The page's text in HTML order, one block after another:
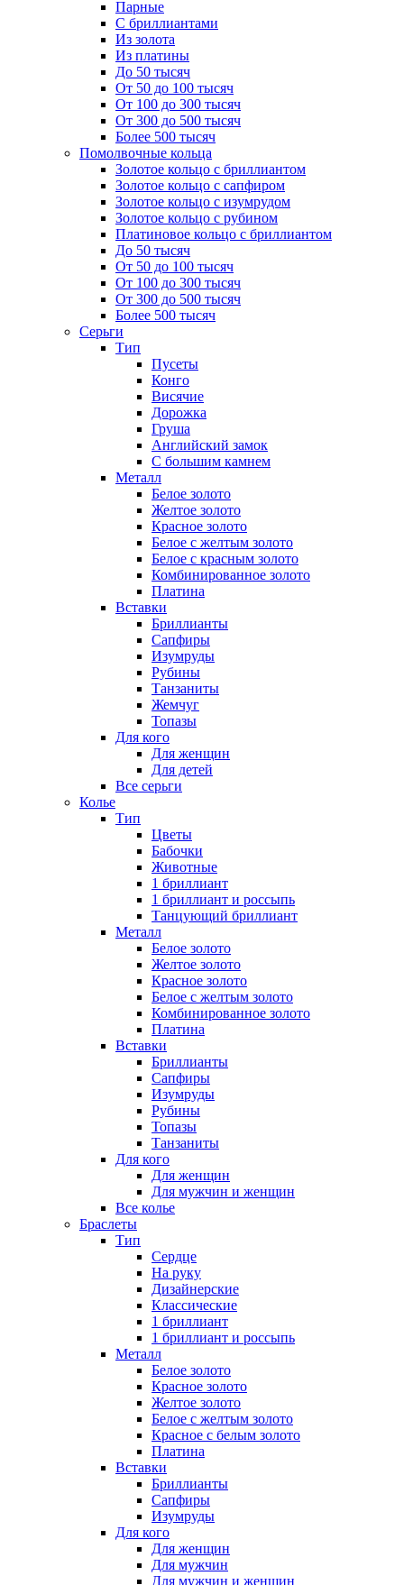
Парные
С бриллиантами
Из золота
Из платины
До 50 тысяч
От 50 до 100 тысяч
От 100 до 300 тысяч
От 300 до 500 тысяч
Более 500 тысяч
Помолвочные кольца
Золотое кольцо с бриллиантом
Золотое кольцо с сапфиром
Золотое кольцо с изумрудом
Золотое кольцо с рубином
Платиновое кольцо с бриллиантом
До 50 тысяч
От 50 до 100 тысяч
От 100 до 300 тысяч
От 300 до 500 тысяч
Более 500 тысяч
Серьги
Тип
Пусеты
Конго
Висячие
Дорожка
Груша
Английский замок
С большим камнем
Металл
Белое золото
Желтое золото
Красное золото
Белое с желтым золото
Белое с красным золото
Комбинированное золото
Платина
Вставки
Бриллианты
Сапфиры
Изумруды
Рубины
Танзаниты
Жемчуг
Топазы
Для кого
Для женщин
Для детей
Все серьги
Колье
Тип
Цветы
Бабочки
Животные
1 бриллиант
1 бриллиант и россыпь
Танцующий бриллиант
Металл
Белое золото
Желтое золото
Красное золото
Белое с желтым золото
Комбинированное золото
Платина
Вставки
Бриллианты
Сапфиры
Изумруды
Рубины
Топазы
Танзаниты
Для кого
Для женщин
Для мужчин и женщин
Все колье
Браслеты
Тип
Сердце
На руку
Дизайнерские
Классические
1 бриллиант
1 бриллиант и россыпь
Металл
Белое золото
Красное золото
Желтое золото
Белое с желтым золото
Красное с белым золото
Платина
Вставки
Бриллианты
Сапфиры
Изумруды
Для кого
Для женщин
Для мужчин
Для мужчин и женщин